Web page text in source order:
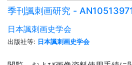
季刊諷刺画研究 -
日本諷刺画史学会
出版社等: 日本諷刺画史学会